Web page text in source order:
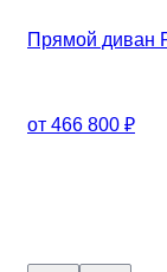
HIT
Прямой диван
от 466 800 ₽